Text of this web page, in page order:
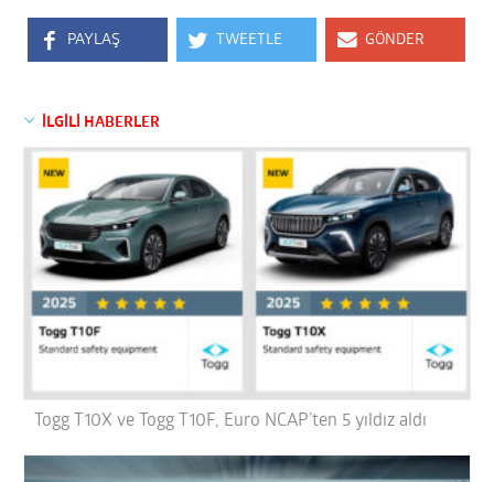
PAYLAŞ TWEETLE GÖNDER
İLGİLİ HABERLER
Togg T10X ve Togg T10F, Euro NCAP’ten 5 yıldız aldı